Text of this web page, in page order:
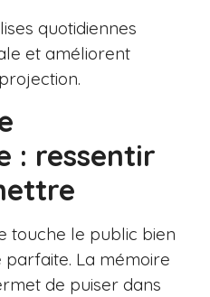
quotidiennes
et améliorent
: ressentir
touche le public bien
La mémoire
de puiser dans